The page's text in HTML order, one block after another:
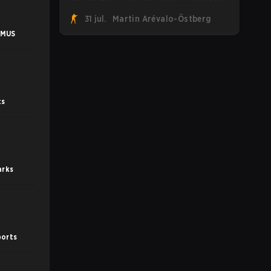
primer roster de CS2. Con su roster
flameante revelado, Canadian Armed
31 jul. Martin Arévalo-Östberg